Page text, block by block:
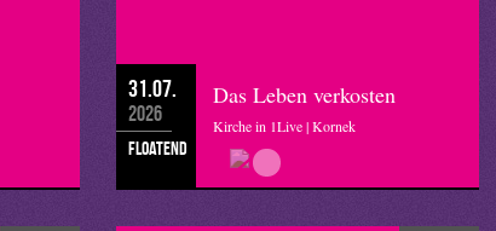
31.07.
2026
floatend
Das Leben verkosten
Kirche in 1Live | Kornek